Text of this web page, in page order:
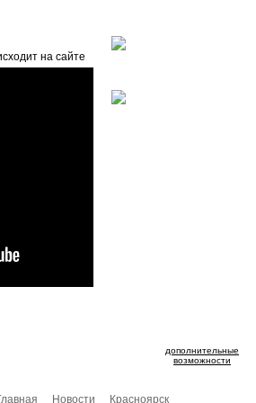
на сайте
дополнительные
возможности
Новости
Красноярск